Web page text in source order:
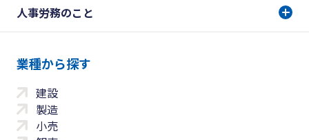
人事労務のこと
業種から探す
建設
製造
小売